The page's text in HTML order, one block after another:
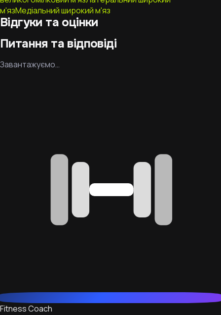
м'язМедіальний широкий м'яз
Відгуки та оцінки
Питання та відповіді
Завантажуємо…
Fitness Coach